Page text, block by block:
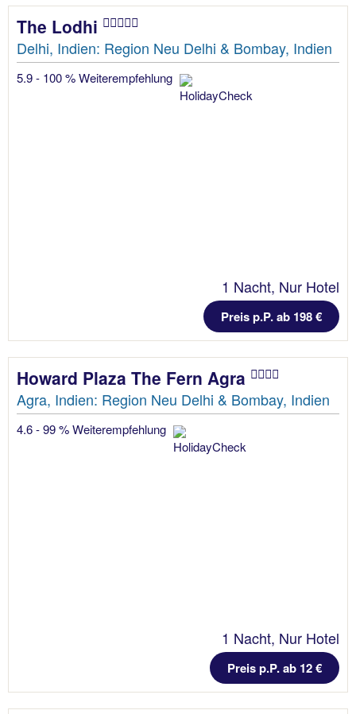
The Lodhi
Delhi, Indien: Region Neu Delhi & Bombay, Indien
5.9 - 100 % Weiterempfehlung
1 Nacht, Nur Hotel
Preis p.P. ab 198 €
Howard Plaza The Fern Agra
Agra, Indien: Region Neu Delhi & Bombay, Indien
4.6 - 99 % Weiterempfehlung
1 Nacht, Nur Hotel
Preis p.P. ab 12 €